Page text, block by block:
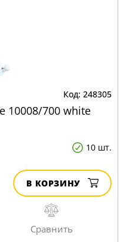
248305
10008/700 white
10 шт.
В КОРЗИНУ